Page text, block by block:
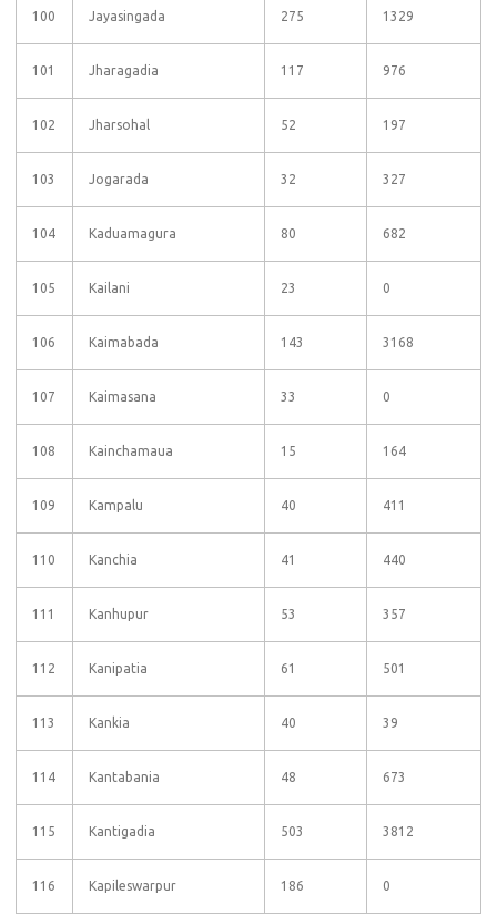
100 Jayasingada 275 1329
101 Jharagadia 117 976
102 Jharsohal 52 197
103 Jogarada 32 327
104 Kaduamagura 80 682
105 Kailani 23 0
106 Kaimabada 143 3168
107 Kaimasana 33 0
108 Kainchamaua 15 164
109 Kampalu 40 411
110 Kanchia 41 440
111 Kanhupur 53 357
112 Kanipatia 61 501
113 Kankia 40 39
114 Kantabania 48 673
115 Kantigadia 503 3812
116 Kapileswarpur 186 0